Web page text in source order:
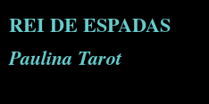
REI DE ESPADAS
Paulina Tarot